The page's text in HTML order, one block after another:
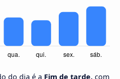
do dia é a Fim de tarde, com